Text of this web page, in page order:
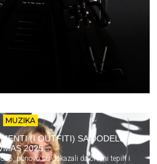
MUZIKA
(I OUTFITI) SA DODELE
2025
ponovo su dokazali da crveni tepih i